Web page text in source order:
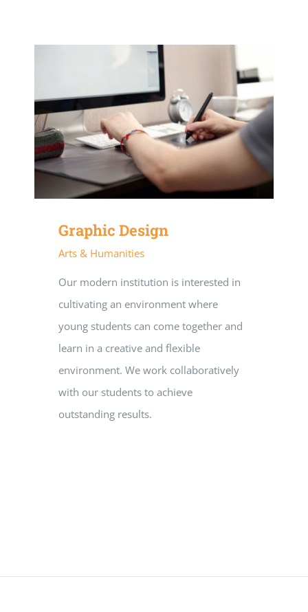
Graphic Design
Arts & Humanities
Our modern institution is interested in
cultivating an environment where
young students can come together and
learn in a creative and flexible
environment. We work collaboratively
with our students to achieve
outstanding results.